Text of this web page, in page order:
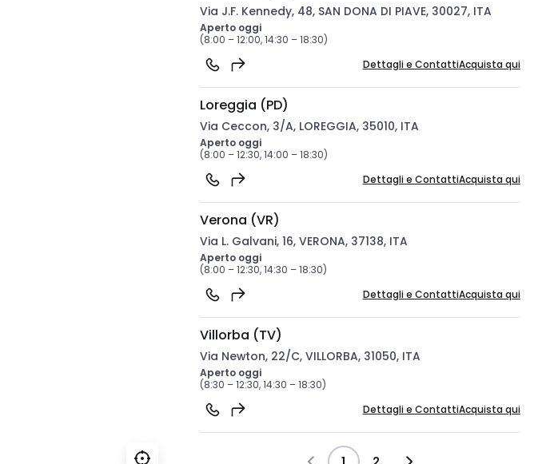
Via J.F. Kennedy, 48, SAN DONA DI PIAVE, 30027, ITA
Aperto oggi
(8:00 – 12:00, 14:30 – 18:30)
Dettagli e ContattiAcquista qui
Loreggia (PD)
Via Ceccon, 3/A, LOREGGIA, 35010, ITA
Aperto oggi
(8:00 – 12:30, 14:00 – 18:30)
Dettagli e ContattiAcquista qui
Verona (VR)
Via L. Galvani, 16, VERONA, 37138, ITA
Aperto oggi
(8:00 – 12:30, 14:30 – 18:30)
Dettagli e ContattiAcquista qui
Villorba (TV)
Via Newton, 22/C, VILLORBA, 31050, ITA
Aperto oggi
(8:30 – 12:30, 14:30 – 18:30)
Dettagli e ContattiAcquista qui